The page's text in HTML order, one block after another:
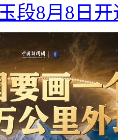
段8月8日